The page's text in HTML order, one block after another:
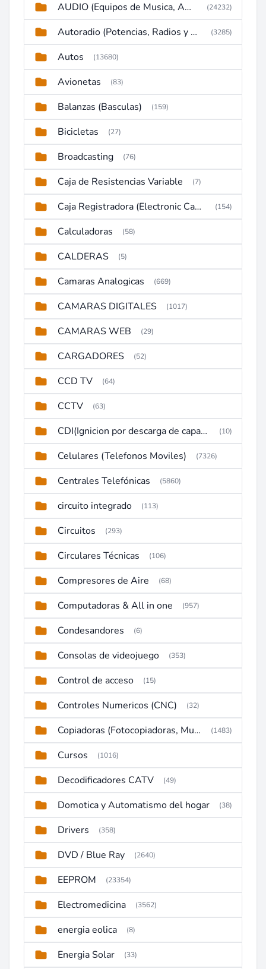
AUDIO (Equipos de Musica, Amplificadores, Reproductores, Etc) (24232)
Autoradio (Potencias, Radios y DVD) (3285)
Autos (13680)
Avionetas (83)
Balanzas (Basculas) (159)
Bicicletas (27)
Broadcasting (76)
Caja de Resistencias Variable (7)
Caja Registradora (Electronic Cash Register) (154)
Calculadoras (58)
CALDERAS (5)
Camaras Analogicas (669)
CAMARAS DIGITALES (1017)
CAMARAS WEB (29)
CARGADORES (52)
CCD TV (64)
CCTV (63)
CDI(Ignicion por descarga de capacitor) (10)
Celulares (Telefonos Moviles) (7326)
Centrales Telefónicas (5860)
circuito integrado (113)
Circuitos (293)
Circulares Técnicas (106)
Compresores de Aire (68)
Computadoras & All in one (957)
Condesandores (6)
Consolas de videojuego (353)
Control de acceso (15)
Controles Numericos (CNC) (32)
Copiadoras (Fotocopiadoras, Multifunctions, Ploter, etc) (1483)
Cursos (1016)
Decodificadores CATV (49)
Domotica y Automatismo del hogar (38)
Drivers (358)
DVD / Blue Ray (2640)
EEPROM (23354)
Electromedicina (3562)
energia eolica (8)
Energia Solar (33)